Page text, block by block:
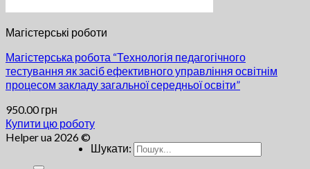
Магістерські роботи
Магістерська робота “Технологія педагогічного
тестування як засіб ефективного управління освітнім
процесом закладу загальної середньої освіти”
950.00грн
Купити цю роботу
Helper ua 2026 ©
Шукати: